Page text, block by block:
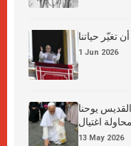
تغيّر حياتنا
1 Jun 2026
القديس يوحنا
اغتيال
13 May 2026